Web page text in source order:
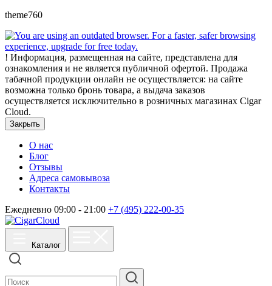
theme760
! Информация, размещенная на сайте, представлена для
ознакомления и не является публичной офертой. Продажа
табачной продукции онлайн не осуществляется: на сайте
возможна только бронь товара, а выдача заказов
осуществляется исключительно в розничных магазинах Cigar
Cloud.
Закрыть
О нас
Блог
Отзывы
Адреса самовывоза
Контакты
Ежедневно 09:00 - 21:00 +7 (495) 222-00-35
Каталог